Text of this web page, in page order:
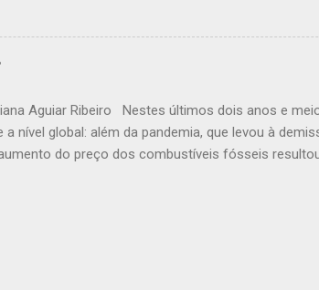
mais baratas, em contraposição a
Aguiar Ribeiro Nestes últimos dois anos e
a nível global: além da pandemia, que levou à
do preço dos combustíveis fósseis
escolares ao redor do mundo, a alta temporada